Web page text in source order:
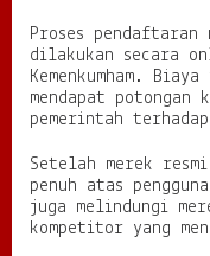
Proses
dilakukan secara
Kemenkumham.
mendapat potongan
pemerintah
Setelah merek
penuh atas
juga melindungi
kompetitor yang